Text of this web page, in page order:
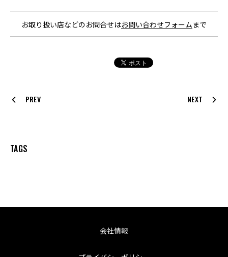
お取り扱い店などのお問合せはお問い合わせフォームまで
PREV NEXT
TAGS
会社情報